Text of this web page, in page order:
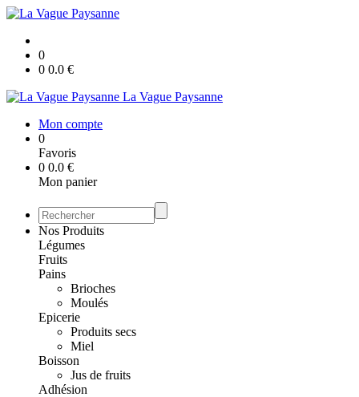
0
0 0.0 €
La Vague Paysanne
Mon compte
0
Favoris
0 0.0 €
Mon panier
Nos Produits
Légumes
Fruits
Pains
Brioches
Moulés
Epicerie
Produits secs
Miel
Boisson
Jus de fruits
Adhésion